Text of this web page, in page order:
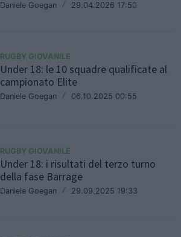
Daniele Goegan / 29.04.2026 17:50
RUGBY GIOVANILE
Under 18: le 10 squadre qualificate al
campionato Elite
Daniele Goegan / 06.10.2025 00:55
RUGBY GIOVANILE
Under 18: i risultati del terzo turno
della fase Barrage
Daniele Goegan / 29.09.2025 19:33